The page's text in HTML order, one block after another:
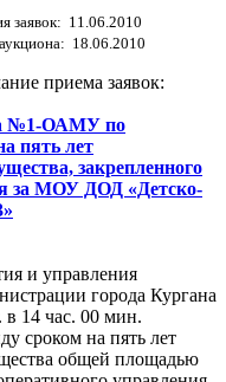
заявок: 11.06.2010
18.06.2010
приема заявок:
№1-ОАМУ по
пять лет
закрепленного
за МОУ ДОД «Детско-
и управления
города Кургана
в 14 час. 00 мин.
сроком на пять лет
общей площадью